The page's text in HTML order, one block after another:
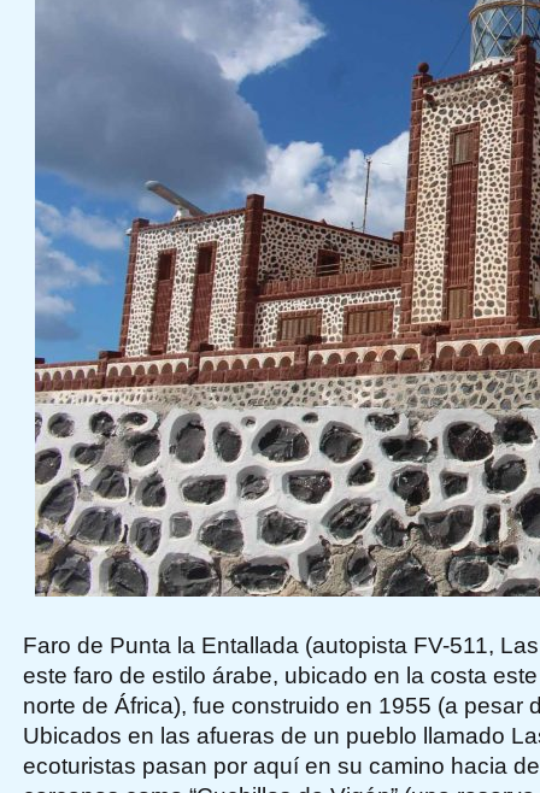
Faro de Punta la Entallada (autopista FV-511,
este faro de estilo árabe, ubicado en la costa
norte de África), fue construido en 1955 (a pesar
Ubicados en las afueras de un pueblo llamado
ecoturistas pasan por aquí en su camino hacia